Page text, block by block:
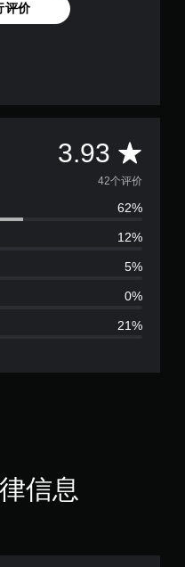
评价
3.93 平
均
评
价
3
42个评价
62%
12%
5%
0%
21%
信息